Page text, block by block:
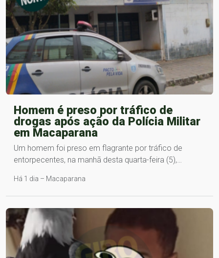
Homem é preso por tráfico de
drogas após ação da Polícia Militar
em Macaparana
Um homem foi preso em flagrante por tráfico de
entorpecentes, na manhã desta quarta-feira (5),…
Há 1 dia – Macaparana